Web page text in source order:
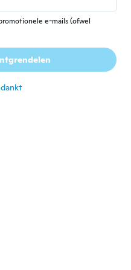
· 1 beoordelingen
e-mails (ofwel